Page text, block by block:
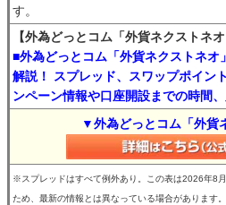
す。
【外為どっとコム「外貨ネクストネ
■外為どっとコム「外貨ネクストネオ
解説！ スプレッド、スワップポイン
ンペーン情報や口座開設までの時間
▼外為どっとコム「外貨
※スプレッドはすべて例外あり。この表は2026年8
ため、最新の情報とは異なっている場合があります